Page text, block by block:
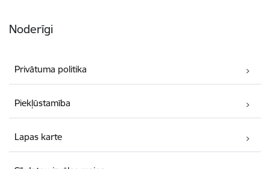
Noderīgi
Privātuma politika
Piekļūstamība
Lapas karte